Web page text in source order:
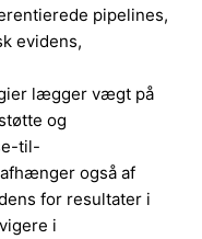
pipelines,
evidens,
lægger vægt på
og
til-
også af
for resultater i
i